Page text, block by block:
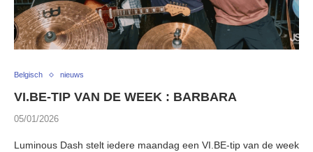
Belgisch nieuws
VI.BE-TIP VAN DE WEEK : BARBARA
05/01/2026
Luminous Dash stelt iedere maandag een VI.BE-tip van de week